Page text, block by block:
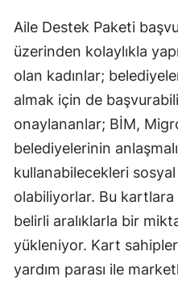
Aile Destek Paketi
üzerinden kolaylıkla
olan kadınlar;
almak için de
onaylananlar; BİM,
belediyelerinin
kullanabilecekleri sosyal
olabiliyorlar. Bu
belirli aralıklarla bir
yükleniyor. Kart
yardım parası ile